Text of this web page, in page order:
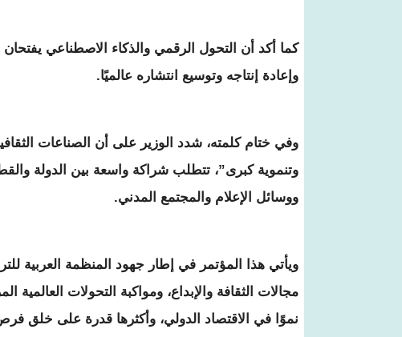
كما أكد أن التحول الرقمي والذكاء الاصطناعي
وإعادة إنتاجه وتوسيع انتشاره عالميًا.
وفي ختام كلمته، شدد الوزير على أن الصناعات
وتنموية كبرى”، تتطلب شراكة واسعة بين الدولة
ووسائل الإعلام والمجتمع المدني.
ويأتي هذا المؤتمر في إطار جهود المنظمة العربية
مجالات الثقافة والإبداع، ومواكبة التحولات العالمية
نموًا في الاقتصاد الدولي، وأكثرها قدرة على خلق